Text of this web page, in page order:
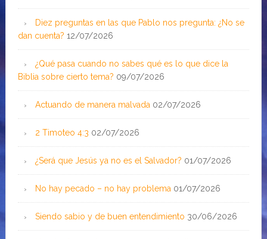
Diez preguntas en las que Pablo nos pregunta: ¿No se
dan cuenta? 12/07/2026
¿Qué pasa cuando no sabes qué es lo que dice la
Biblia sobre cierto tema? 09/07/2026
Actuando de manera malvada 02/07/2026
2 Timoteo 4:3 02/07/2026
¿Será que Jesús ya no es el Salvador? 01/07/2026
No hay pecado – no hay problema 01/07/2026
Siendo sabio y de buen entendimiento 30/06/2026